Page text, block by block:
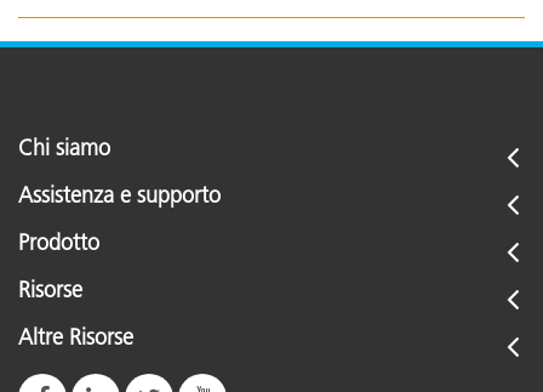
Chi siamo
Assistenza e supporto
Prodotto
Risorse
Altre Risorse